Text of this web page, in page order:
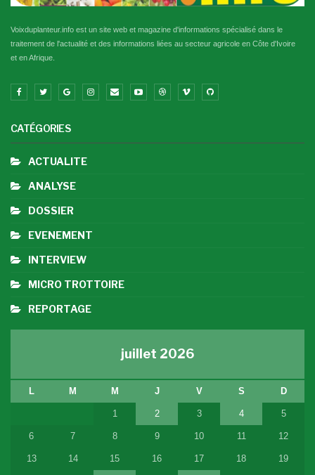
Voixduplanteur.info est un site web et magazine d'informations spécialisé dans le
traitement de l'actualité et des informations liées au secteur agricole en Côte d'Ivoire
et en Afrique.
CATÉGORIES
ACTUALITE
ANALYSE
DOSSIER
EVENEMENT
INTERVIEW
MICRO TROTTOIRE
REPORTAGE
juillet 2026
L M M J V S D
1 2 3 4 5
6 7 8 9 10 11 12
13 14 15 16 17 18 19